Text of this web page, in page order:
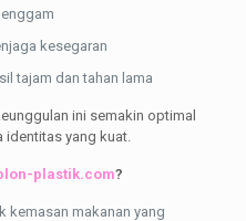
kesegaran
tajam dan tahan lama
ini semakin optimal
identitas yang kuat.
plastik.com?
kemasan makanan yang